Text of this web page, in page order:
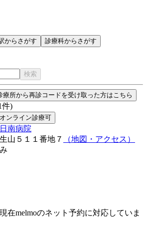
からさがす 診療科からさがす
検索
療所から再診コードを受け取った方はこちら
件)
オンライン診療可
南病院
山５１１番地７
（地図・アクセス）
在melmoのネット予約に対応していま